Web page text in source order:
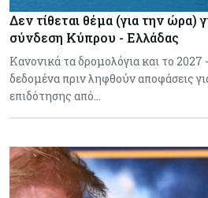
Δεν τίθεται θέμα (για την ώρα)
σύνδεση Κύπρου - Ελλάδας
Κανονικά τα δρομολόγια και το 2027
δεδομένα πριν ληφθούν αποφάσεις
επιδότησης από…